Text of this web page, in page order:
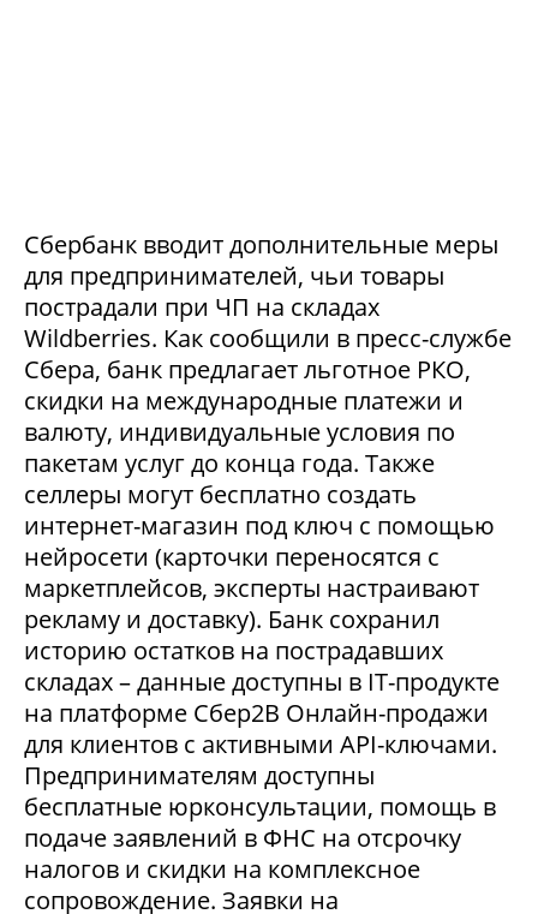
Сбербанк вводит дополнительные меры
для предпринимателей, чьи товары
пострадали при ЧП на складах
Wildberries. Как сообщили в пресс-службе
Сбера, банк предлагает льготное РКО,
скидки на международные платежи и
валюту, индивидуальные условия по
пакетам услуг до конца года. Также
селлеры могут бесплатно создать
интернет-магазин под ключ с помощью
нейросети (карточки переносятся с
маркетплейсов, эксперты настраивают
рекламу и доставку). Банк сохранил
историю остатков на пострадавших
складах – данные доступны в IT-продукте
на платформе Сбер2В Онлайн-продажи
для клиентов с активными API-ключами.
Предпринимателям доступны
бесплатные юрконсультации, помощь в
подаче заявлений в ФНС на отсрочку
налогов и скидки на комплексное
сопровождение. Заявки на